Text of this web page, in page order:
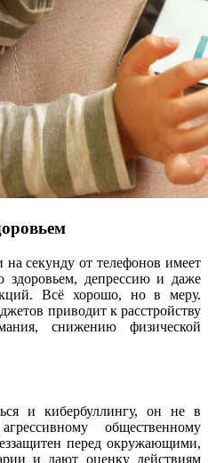
секунду от телефонов имеет
здоровьем, депрессию и даже
Всё хорошо, но в меру.
приводит к расстройству
снижению физической
и кибербуллингу, он не в
общественному
перед окружающими,
и дают оценку действиям